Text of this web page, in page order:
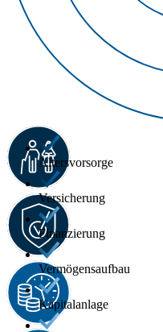
Altersvorsorge
Versicherung
Finanzierung
Vermögensaufbau
Kapitalanlage